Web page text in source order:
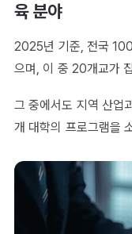
육 분야
2025년 기준, 전국
으며, 이 중 20개교가
그 중에서도 지역 산업
개 대학의 프로그램을